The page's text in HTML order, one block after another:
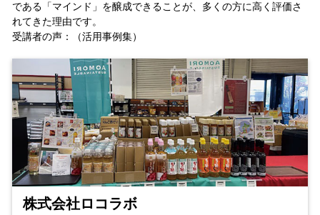
である「マインド」を醸成できることが、多くの方に高く評価さ
れてきた理由です。
受講者の声：（活用事例集）
株式会社ロコラボ